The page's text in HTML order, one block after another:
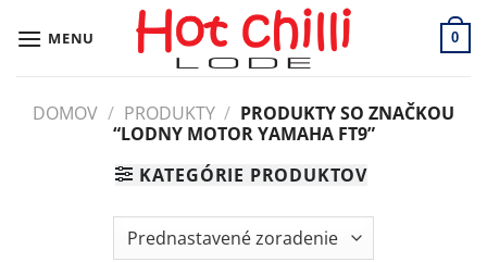
MENU 0
DOMOV / PRODUKTY / PRODUKTY SO ZNAČKOU
“LODNY MOTOR YAMAHA FT9”
KATEGÓRIE PRODUKTOV